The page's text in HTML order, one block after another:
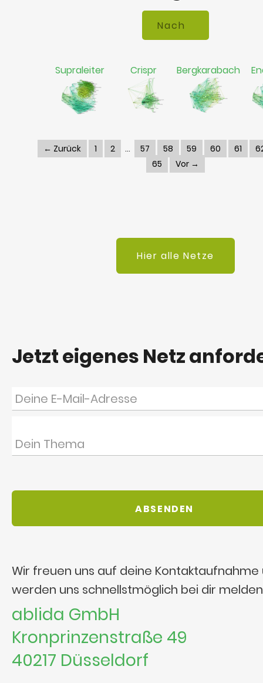
Supraleiter Crispr Bergkarabach
← Zurück 1 2 57 58 59 60 61
65
Vor →
Hier alle Netze
Jetzt eigenes Netz
Wir freuen uns auf deine Kontaktaufnahme
werden uns schnellstmöglich bei dir
ablida GmbH
Kronprinzenstraße 49
40217 Düsseldorf